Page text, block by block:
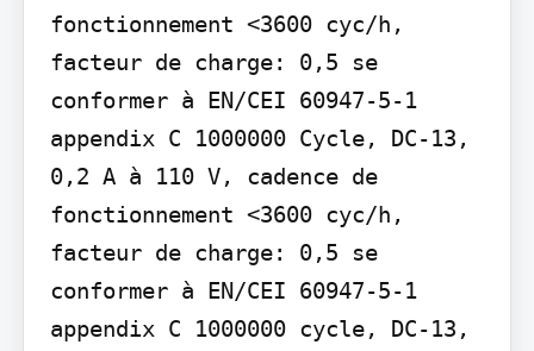
fonctionnement <3600 cyc/h,
facteur de charge: 0,5 se
conformer à EN/CEI 60947-5-1
appendix C 1000000 Cycle, DC-13,
0,2 A à 110 V, cadence de
fonctionnement <3600 cyc/h,
facteur de charge: 0,5 se
conformer à EN/CEI 60947-5-1
appendix C 1000000 cycle, DC-13,